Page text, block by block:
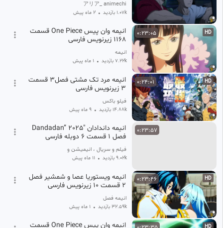
アリア_ animechi
1.07k بازدید • 2 ماه پیش
HD
0:23:05
انیمه وان پیس One Piece قسمت
1168 زیرنویس فارسی
انیمه
7.22k بازدید • 1 ماه پیش
HD
0:24:01
انیمه مرد تک مشتی فصل۳ قسمت
۳ زیرنویس فارسی
فیلو باکس
14.88k بازدید • 9 ماه پیش
0:23:57
انیمه داندادان Dandadan” 2025″
فصل 1 قسمت 6 دوبله فارسی
فیلم و سریال ، انیمیشن و انیمه
9.02k بازدید • 11 ماه پیش
HD
0:23:46
انیمه ویستوریا عصا و شمشیر فصل
۲ قسمت ۱۰ زیرنویس فارسی
انیمه فصل
32.59k بازدید • 1 ماه پیش
انیمه وان پیس One Piece قسمت